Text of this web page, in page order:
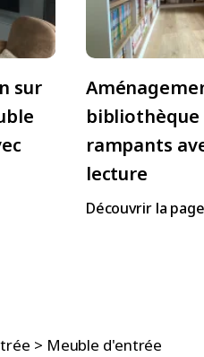
sur
bibliothèque
rampants
lecture
Découvrir la
> Meuble d'entrée